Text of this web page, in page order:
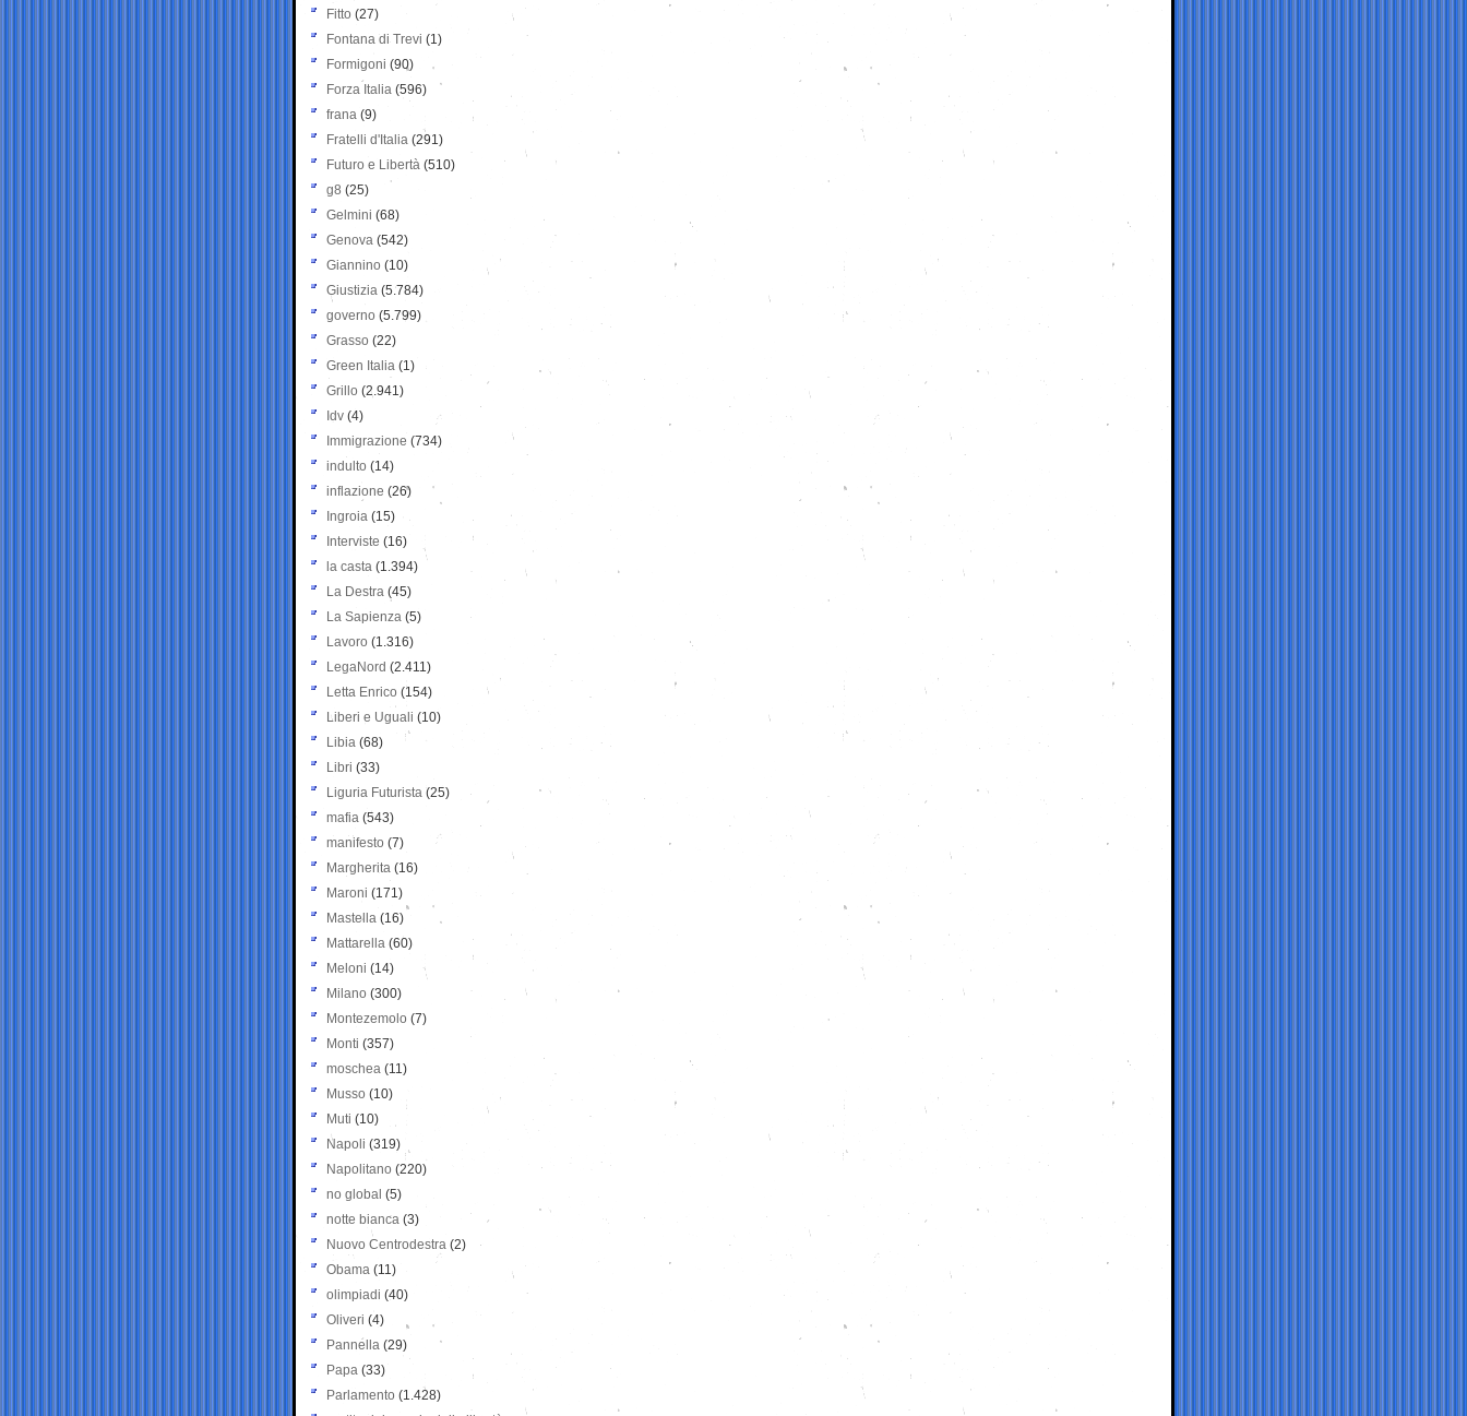
Fitto (27)
Fontana di Trevi (1)
Formigoni (90)
Forza Italia (596)
frana (9)
Fratelli d'Italia (291)
Futuro e Libertà (510)
g8 (25)
Gelmini (68)
Genova (542)
Giannino (10)
Giustizia (5.784)
governo (5.799)
Grasso (22)
Green Italia (1)
Grillo (2.941)
Idv (4)
Immigrazione (734)
indulto (14)
inflazione (26)
Ingroia (15)
Interviste (16)
la casta (1.394)
La Destra (45)
La Sapienza (5)
Lavoro (1.316)
LegaNord (2.411)
Letta Enrico (154)
Liberi e Uguali (10)
Libia (68)
Libri (33)
Liguria Futurista (25)
mafia (543)
manifesto (7)
Margherita (16)
Maroni (171)
Mastella (16)
Mattarella (60)
Meloni (14)
Milano (300)
Montezemolo (7)
Monti (357)
moschea (11)
Musso (10)
Muti (10)
Napoli (319)
Napolitano (220)
no global (5)
notte bianca (3)
Nuovo Centrodestra (2)
Obama (11)
olimpiadi (40)
Oliveri (4)
Pannella (29)
Papa (33)
Parlamento (1.428)